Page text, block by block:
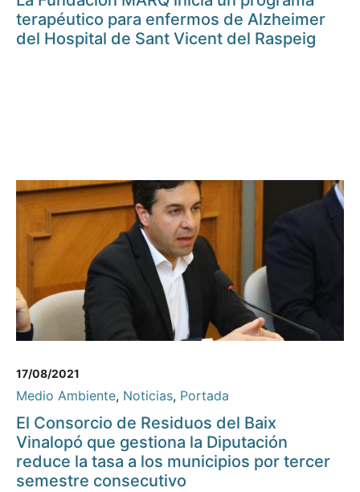
terapéutico para enfermos de Alzheimer
del Hospital de Sant Vicent del Raspeig
17/08/2021
Medio Ambiente, Noticias, Portada
El Consorcio de Residuos del Baix
Vinalopó que gestiona la Diputación
reduce la tasa a los municipios por tercer
semestre consecutivo